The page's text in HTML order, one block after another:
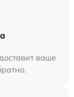
ваше